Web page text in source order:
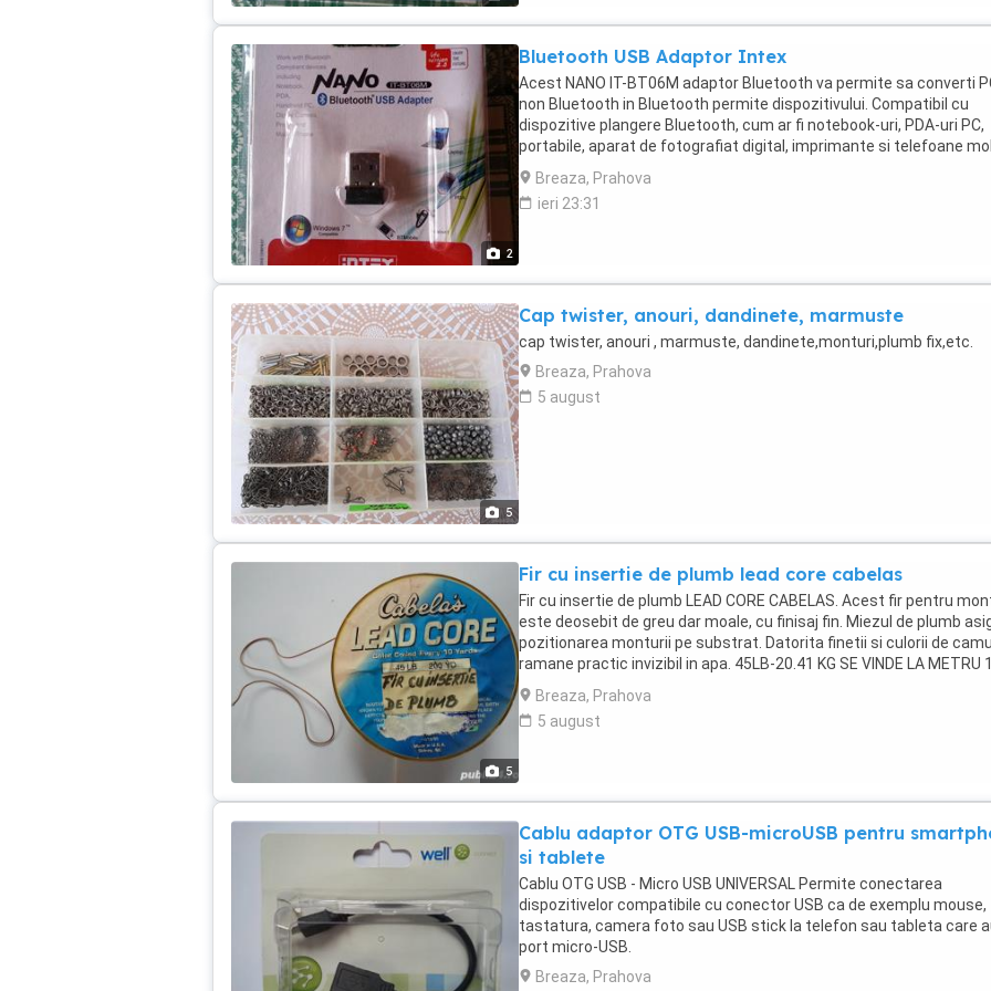
2
Bluetooth USB Adaptor Intex
Acest NANO IT-BT06M adaptor Bluetooth va permite sa converti
non Bluetooth in Bluetooth permite dispozitivului. Compatibil cu
dispozitive plangere Bluetooth, cum ar fi notebook-uri, PDA-uri PC,
portabile, aparat de fotografiat digital, imprimante si telefoane
de asemenea, pentru transferuri de date, retea si Dial-up fax.
de date voce Bluetooth cu optiune mai multe limbi. Profiluri
Networking, Dial-up, FAX, Acces si casti OS suportat: Win98 / 98SE /
Breaza, Prahova
ieri 23:31
5
Cap twister, anouri, dandinete, marmuste
cap twister, anouri , marmuste, dandinete,monturi,plumb fix,etc.
Breaza, Prahova
5 august
5
Fir cu insertie de plumb lead core cabelas
Fir cu insertie de plumb LEAD CORE CABELAS. Acest fir pentru
este deosebit de greu dar moale, cu finisaj fin. Miezul de plumb
pozitionarea monturii pe substrat. Datorita finetii si culorii de
ramane practic invizibil in apa. 45LB-20.41 KG SE VINDE LA METRU
LEI METRU MINIM 20M
Breaza, Prahova
5 august
Cablu adaptor OTG USB-microUSB pentru
si tablete
Cablu OTG USB - Micro USB UNIVERSAL Permite conectarea
dispozitivelor compatibile cu conector USB ca de exemplu mouse,
tastatura, camera foto sau USB stick la telefon sau tableta care
port micro-USB.
Breaza, Prahova